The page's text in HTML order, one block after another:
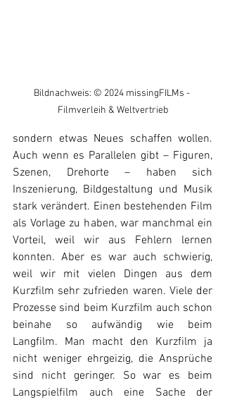
Bildnachweis: © 2024 missingFILMs -
Filmverleih & Weltvertrieb
sondern etwas Neues schaffen wollen.
Auch wenn es Parallelen gibt – Figuren,
Szenen, Drehorte – haben sich
Inszenierung, Bildgestaltung und Musik
stark verändert. Einen bestehenden Film
als Vorlage zu haben, war manchmal ein
Vorteil, weil wir aus Fehlern lernen
konnten. Aber es war auch schwierig,
weil wir mit vielen Dingen aus dem
Kurzfilm sehr zufrieden waren. Viele der
Prozesse sind beim Kurzfilm auch schon
beinahe so aufwändig wie beim
Langfilm. Man macht den Kurzfilm ja
nicht weniger ehrgeizig, die Ansprüche
sind nicht geringer. So war es beim
Langspielfilm auch eine Sache der